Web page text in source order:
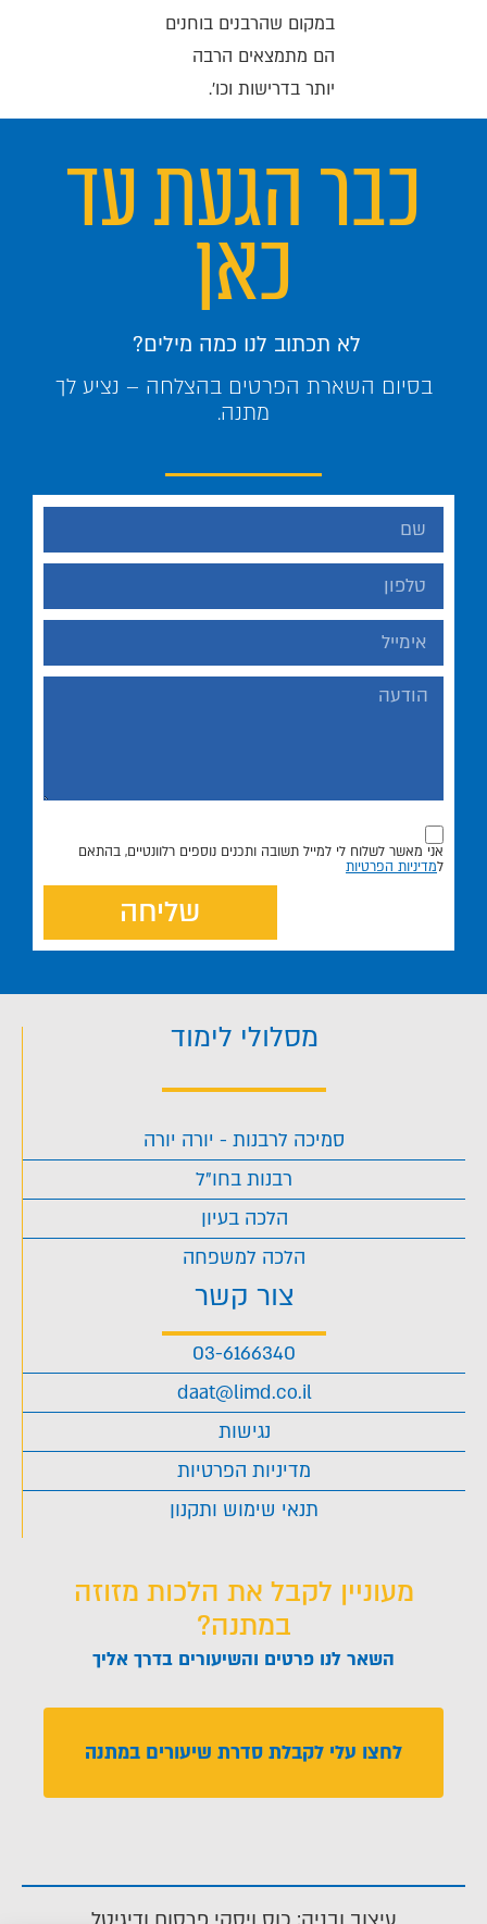
במקום שהרבנים בוחנים
הם מתמצאים הרבה
יותר בדרישות וכו'.
כבר הגעת עד
כאן
לא תכתוב לנו כמה מילים?
בסיום השארת הפרטים בהצלחה – נציע לך
מתנה.
אני מאשר לשלוח לי למייל תשובה ותכנים נוספים רלוונטיים, בהתאם
למדיניות הפרטיות
שליחה
מסלולי לימוד
סמיכה לרבנות - יורה יורה
רבנות בחו"ל
הלכה בעיון
הלכה למשפחה
צור קשר
03-6166340
daat@limd.co.il
נגישות
מדיניות הפרטיות
תנאי שימוש ותקנון
מעוניין לקבל את הלכות מזוזה
במתנה?
השאר לנו פרטים והשיעורים בדרך אליך
לחצו עלי לקבלת סדרת שיעורים במתנה